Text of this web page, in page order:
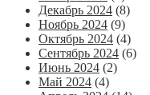
Декабрь 2024 (8)
Ноябрь 2024 (9)
Октябрь 2024 (4)
Сентябрь 2024 (6)
Июнь 2024 (2)
Май 2024 (4)